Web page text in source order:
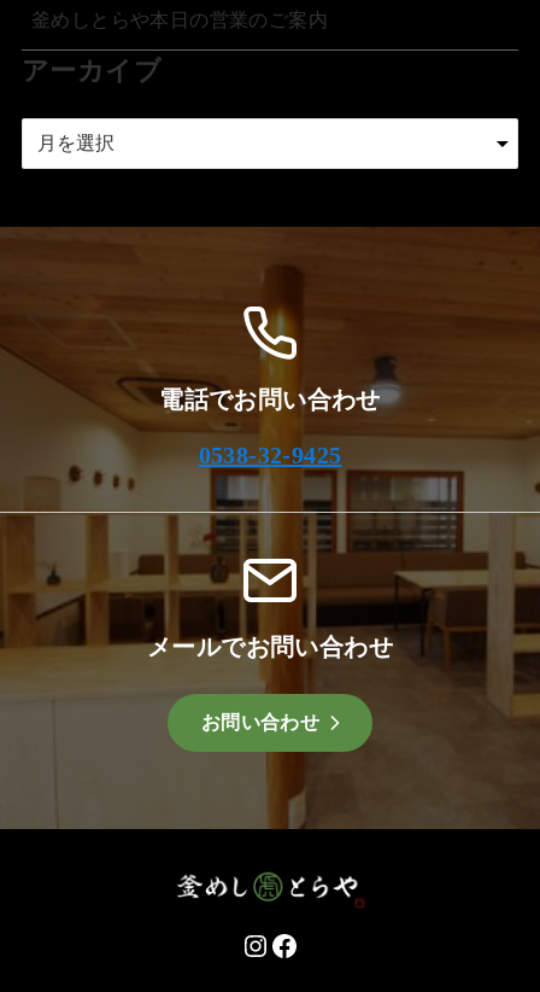
釜めしとらや本日の営業のご案内
アーカイブ
電話でお問い合わせ
0538-32-9425
メールでお問い合わせ
お問い合わせ
Instagram
Facebook